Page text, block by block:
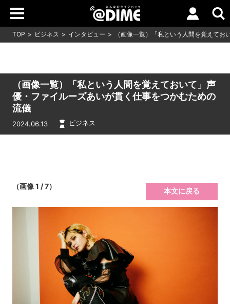
TOP ビジネス インタビュー （画像一覧）「私という人間を覚えて
（画像一覧）「私という人間を覚えておいて」声
優・ファイルーズあいが貫く仕事をつかむための
流儀
2024.06.13 ビジネス
（画像 1 / 7）
本文に戻る